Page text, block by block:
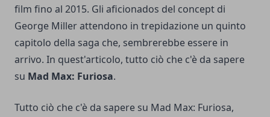
film fino al 2015. Gli aficionados del concept di
George Miller attendono in trepidazione un quinto
capitolo della saga che, sembrerebbe essere in
arrivo. In quest'articolo, tutto ciò che c'è da sapere
su Mad Max: Furiosa.
Tutto ciò che c'è da sapere su Mad Max: Furiosa,